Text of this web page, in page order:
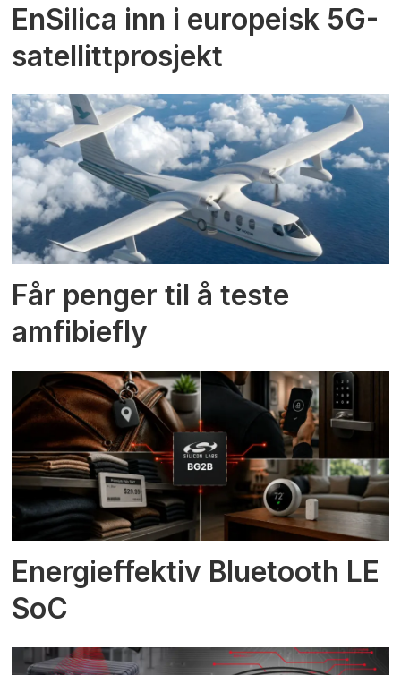
EnSilica inn i europeisk 5G-
satellittprosjekt
Får penger til å teste
amfibiefly
Energieffektiv Bluetooth LE
SoC